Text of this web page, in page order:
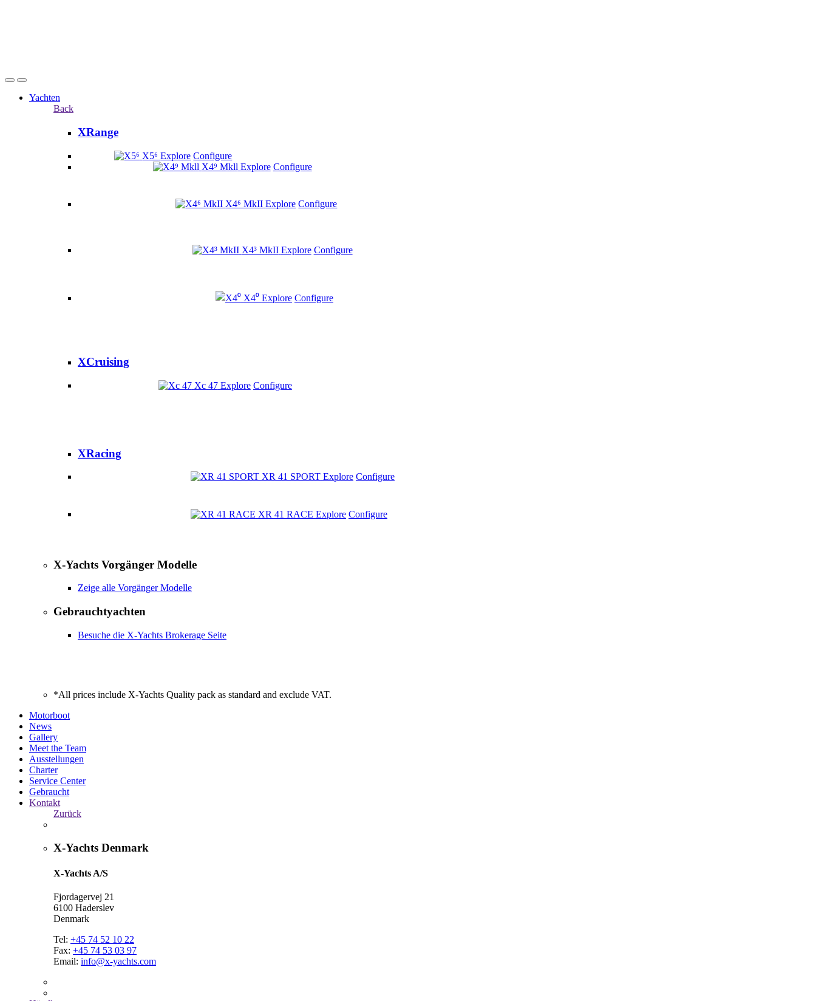
Yachten
Back
XRange
X5⁶ Explore Configure
X4⁹ Mkll Explore Configure
X4⁶ MkII Explore Configure
X4³ MkII Explore Configure
X4⁰ Explore Configure
XCruising
Xc 47 Explore Configure
XRacing
XR 41 SPORT Explore Configure
XR 41 RACE Explore Configure
X-Yachts Vorgänger Modelle
Zeige alle Vorgänger Modelle
Gebrauchtyachten
Besuche die X-Yachts Brokerage Seite
*All prices include X-Yachts Quality pack as standard and exclude VAT.
Motorboot
News
Gallery
Meet the Team
Ausstellungen
Charter
Service Center
Gebraucht
Kontakt
Zurück
X-Yachts Denmark
X-Yachts A/S
Fjordagervej 21
6100 Haderslev
Denmark
Tel: +45 74 52 10 22
Fax: +45 74 53 03 97
Email: info@x-yachts.com